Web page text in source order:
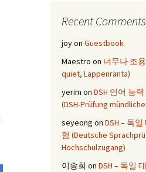
Recent Comments
joyon Guestbook
Maestro on 너무나 조
quiet, Lappenranta)
yerim on DSH 언어 능
(DSH-Prüfung
seyeong on DSH – 독
험 (Deutsche
Hochschulzugang)
이송희 on DSH – 독일